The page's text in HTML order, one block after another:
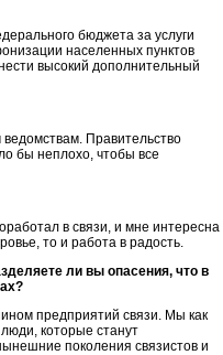
бюджета за услуги
населенных пунктов
высокий дополнительный
Правительство
бы неплохо, чтобы все
в связи, и мне интересна
то и работа в радость.
ли вы опасения, что в
предприятий связи. Мы как
которые станут
поколения связистов и